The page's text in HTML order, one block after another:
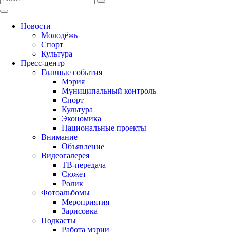
Новости
Молодёжь
Спорт
Культура
Пресс-центр
Главные события
Мэрия
Муниципальный контроль
Спорт
Культура
Экономика
Национальные проекты
Внимание
Объявление
Видеогалерея
ТВ-передача
Сюжет
Ролик
Фотоальбомы
Мероприятия
Зарисовка
Подкасты
Работа мэрии